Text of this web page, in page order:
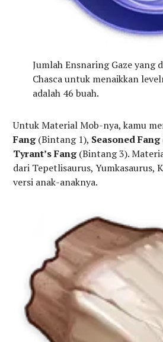
Jumlah Ensnaring Gaze yang
Chasca untuk menaikkan
adalah 46 buah.
Untuk Material Mob-nya, kamu
Fang(Bintang 1), Seasoned Fang
Tyrant’s Fang(Bintang 3).
dari Tepetlisaurus, Yumkasaurus,
versi anak-anaknya.